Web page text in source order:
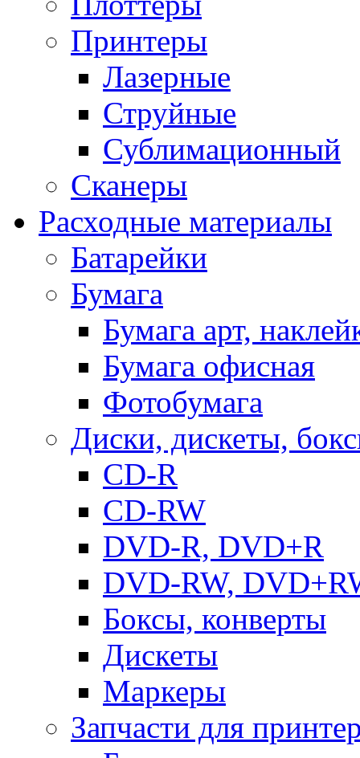
Принтеры
Лазерные
Струйные
Сублимационный
Сканеры
Расходные материалы
Батарейки
Бумага
Бумага арт,
Бумага офисная
Фотобумага
Диски, дискеты,
CD-R
CD-RW
DVD-R, DVD+R
DVD-RW,
Боксы, конверты
Дискеты
Маркеры
Запчасти для